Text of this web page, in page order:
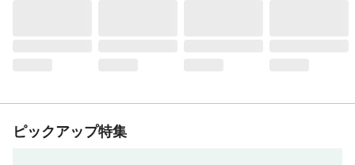
ピックアップ特集